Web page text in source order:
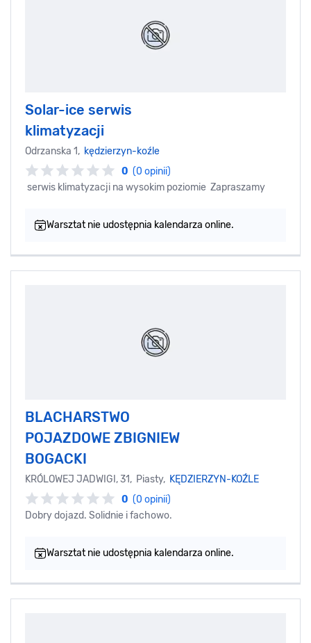
Solar-ice serwis
klimatyzacji
Odrzanska 1, kędzierzyn-koźle
0 (0 opinii)
serwis klimatyzacji na wysokim poziomie Zapraszamy
Warsztat nie udostępnia kalendarza online.
BLACHARSTWO
POJAZDOWE ZBIGNIEW
BOGACKI
KRÓLOWEJ JADWIGI, 31, Piasty, KĘDZIERZYN-KOŹLE
0 (0 opinii)
Dobry dojazd. Solidnie i fachowo.
Warsztat nie udostępnia kalendarza online.